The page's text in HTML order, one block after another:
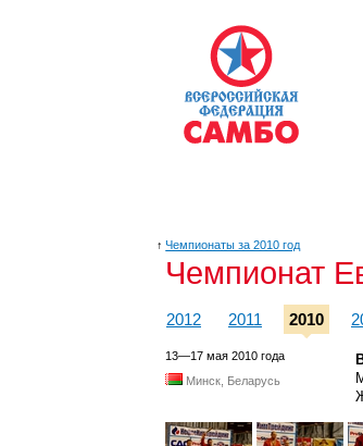
↑ Чемпионаты за 2010 год
Чемпионат
2012 2011 2010
13—17 мая 2010 года
Минск, Беларусь